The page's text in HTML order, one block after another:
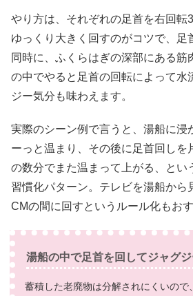
やり方は、それぞれの足首を右回転
ゆっくり大きく回すのがコツで、足
同時に、ふくらはぎの深部にある筋
の中でやると足首の回転によって水
ジー気分も味わえます。
実際のシーン例で言うと、湯船に浸
ーっと温まり、その後に足首回しを
の数分でまた温まって上がる、とい
習慣化パターン。テレビを湯船から
CMの間に回すというルール化もおす
湯船の中で足首を回してジャグ
蓄積した老廃物は分解されにくいので